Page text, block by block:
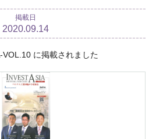
掲載日
2020.09.14
VOL.10 に掲載されました